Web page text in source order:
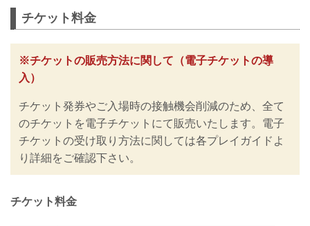
い。
RIZINではイベント開催に際し、日本スポ
ーツ協会が作成した「スポーツイベント
の再開に向けた感染拡大予防ガイドライ
コロナウイルス感染防止の為のチケット
の販売方法の変更や入退場規制の実施、
また禁止事項を設けるなど、新たな取り
組みを行いますのでご案内いたします。
皆さまには大変ご不便をおかけいたしま
すが、安心してご来場・ご観戦いただけ
チケット料金
※チケットの販売方法に関して（電子チケットの導
入）
チケット発券やご入場時の接触機会削減のため、全て
のチケットを電子チケットにて販売いたします。電子
チケットの受け取り方法に関しては各プレイガイドよ
り詳細をご確認下さい。
チケット料金